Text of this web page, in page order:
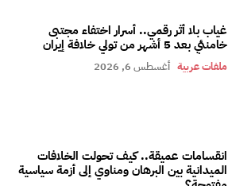
غياب بلا أثر رقمي.. أسرار اختفاء مجتبى
خامنئي بعد 5 أشهر من تولي خلافة إيران
ملفات عربية أغسطس 6, 2026
انقسامات عميقة.. كيف تحولت الخلافات
الميدانية بين البرهان ومناوي إلى أزمة سياسية